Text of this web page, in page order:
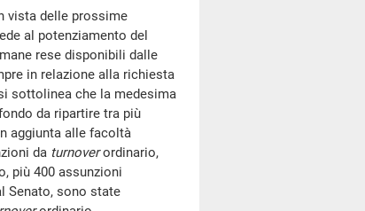
vista delle prossime
al potenziamento del
rese disponibili dalle
in relazione alla richiesta
sottolinea che la medesima
da ripartire tra più
aggiunta alle facoltà
da turnoverordinario,
più 400 assunzioni
Senato, sono state